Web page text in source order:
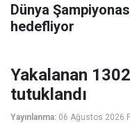
Dünya
hedefliyor
Yakalanan
tutuklandı
Yayınlanma: 06 Ağustos 2026